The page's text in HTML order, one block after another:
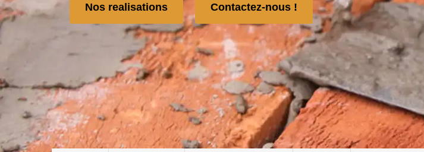
Nos realisations Contactez-nous !